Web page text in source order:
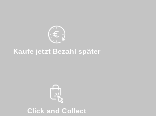
Kaufe jetzt Bezahl später
Click and Collect